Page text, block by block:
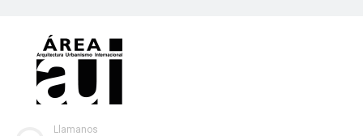
Llamanos